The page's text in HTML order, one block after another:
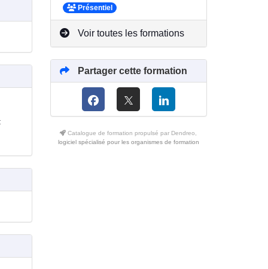
Présentiel
Voir toutes les formations
Partager cette formation
Catalogue de formation propulsé par Dendreo,
logiciel spécialisé pour les organismes de formation